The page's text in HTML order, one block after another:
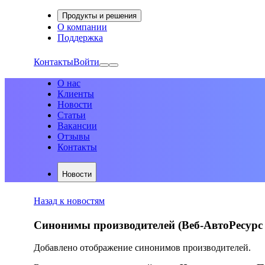
Продукты и решения
О компании
Поддержка
КонтактыВойти
О нас
Клиенты
Новости
Статьи
Вакансии
Отзывы
Контакты
Новости
Назад к новостям
Синонимы производителей (Веб-АвтоРесурс
Добавлено отображение синонимов производителей.